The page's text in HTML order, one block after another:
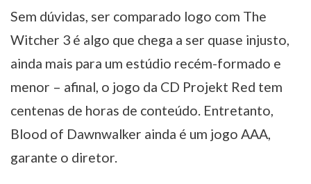
Sem dúvidas, ser comparado logo com The
Witcher 3 é algo que chega a ser quase injusto,
ainda mais para um estúdio recém-formado e
menor – afinal, o jogo da CD Projekt Red tem
centenas de horas de conteúdo. Entretanto,
Blood of Dawnwalker ainda é um jogo AAA,
garante o diretor.